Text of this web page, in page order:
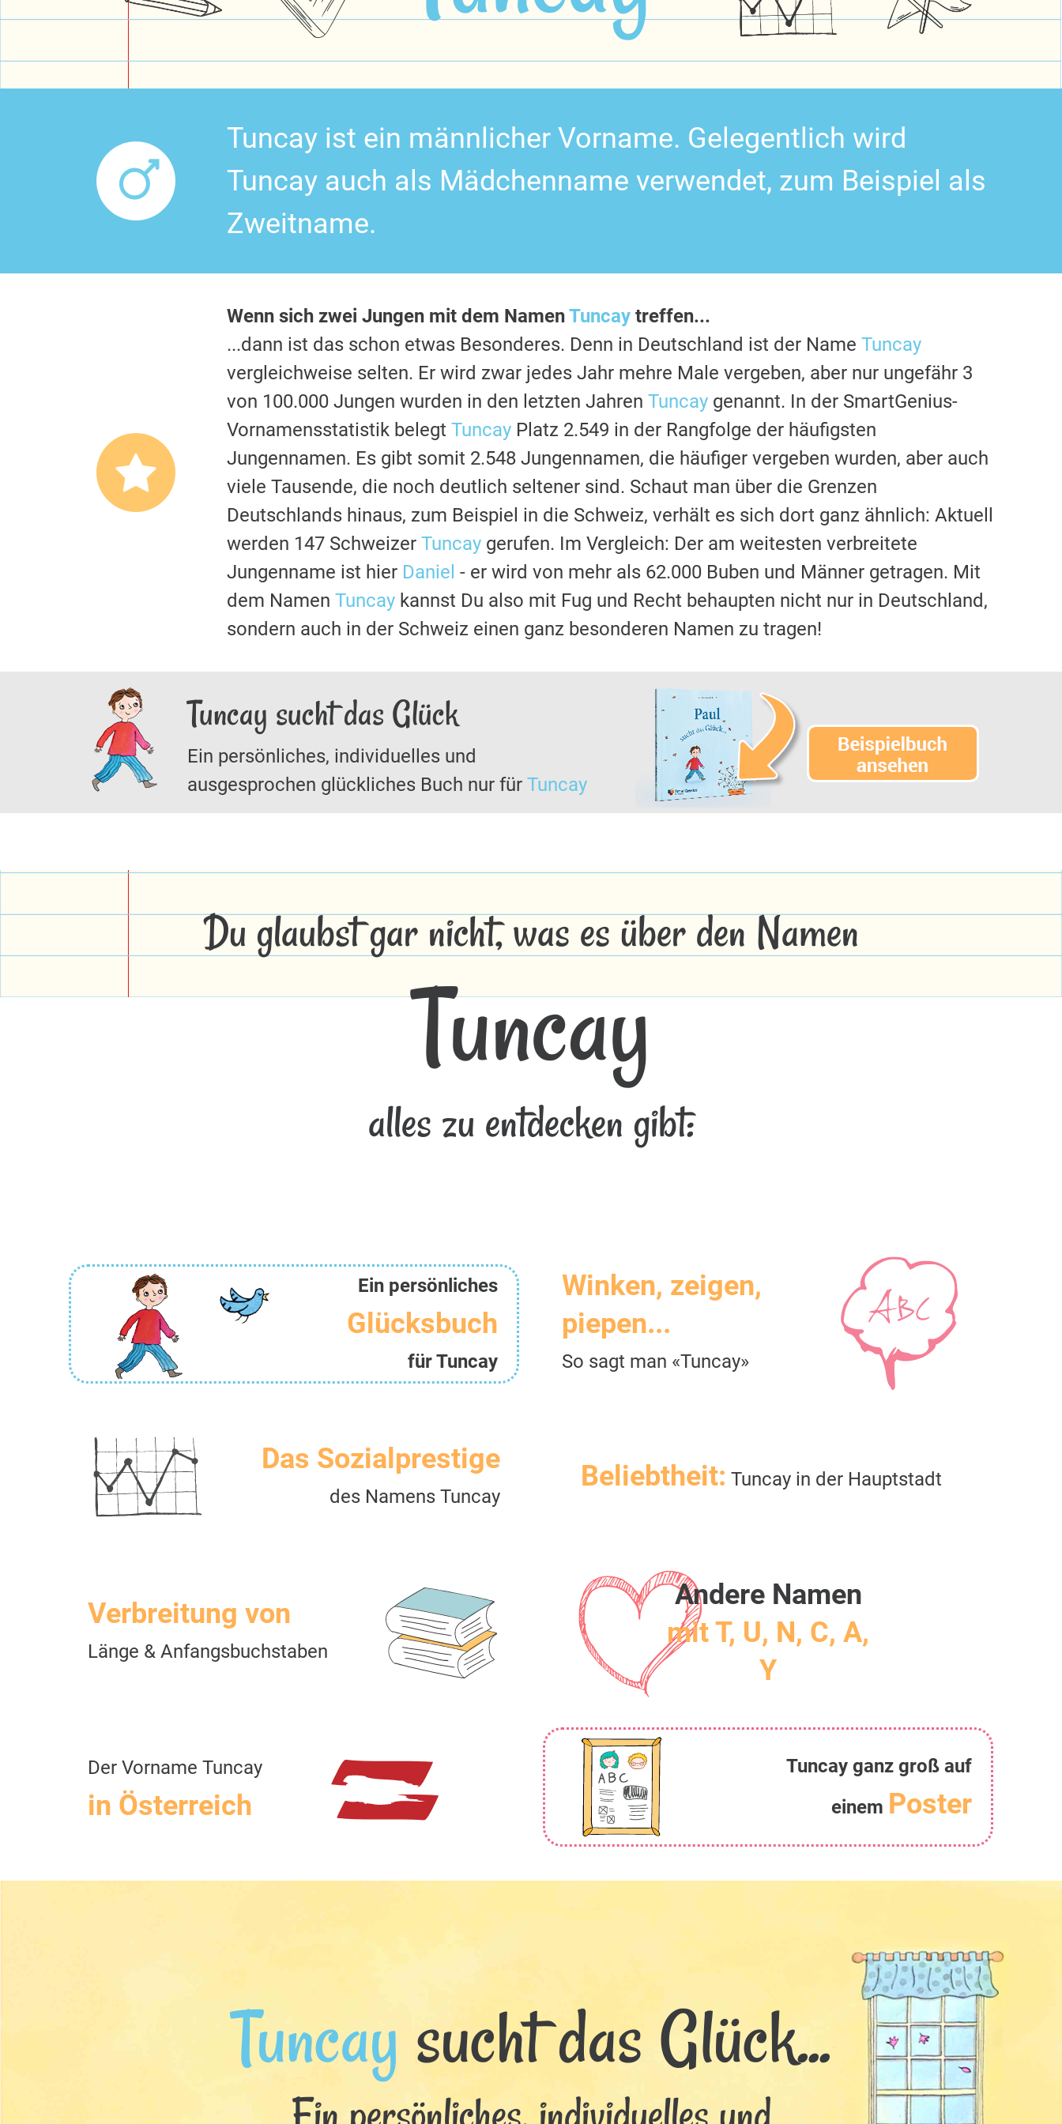
Tuncay ist ein männlicher Vorname. Gelegentlich wird
Tuncay auch als Mädchenname verwendet, zum Beispiel als
Zweitname.
Wenn sich zwei Jungen mit dem NamenTuncay treffen...
...dann ist das schon etwas Besonderes. Denn in Deutschland ist der Name Tuncay
vergleichweise selten. Er wird zwar jedes Jahr mehre Male vergeben, aber nur ungefähr 3
von 100.000 Jungen wurden in den letzten Jahren Tuncay genannt. In der SmartGenius-
Vornamensstatistik belegt Tuncay Platz 2.549 in der Rangfolge der häufigsten
Jungennamen. Es gibt somit 2.548 Jungennamen, die häufiger vergeben wurden, aber auch
viele Tausende, die noch deutlich seltener sind. Schaut man über die Grenzen
Deutschlands hinaus, zum Beispiel in die Schweiz, verhält es sich dort ganz ähnlich: Aktuell
werden 147 Schweizer Tuncay gerufen. Im Vergleich: Der am weitesten verbreitete
Jungenname ist hier Daniel - er wird von mehr als 62.000 Buben und Männer getragen. Mit
dem Namen Tuncay kannst Du also mit Fug und Recht behaupten nicht nur in Deutschland,
sondern auch in der Schweiz einen ganz besonderen Namen zu tragen!
Tuncay sucht das Glück
Ein persönliches, individuelles und
ausgesprochen glückliches Buch nur für Tuncay
Du glaubst gar nicht, was es über den Namen
Tuncay
alles zu entdecken gibt:
Ein persönliches
Glücksbuch
für Tuncay
Winken, zeigen,
piepen...
So sagt man «Tuncay»
Das Sozialprestige
des Namens Tuncay
Beliebtheit: Tuncay in der Hauptstadt
Verbreitung von
Länge & Anfangsbuchstaben
Andere Namen
mit T, U, N, C, A,
Y
Der Vorname Tuncay
in Österreich
Tuncay ganz groß auf
einem Poster
Tuncay sucht das Glück...